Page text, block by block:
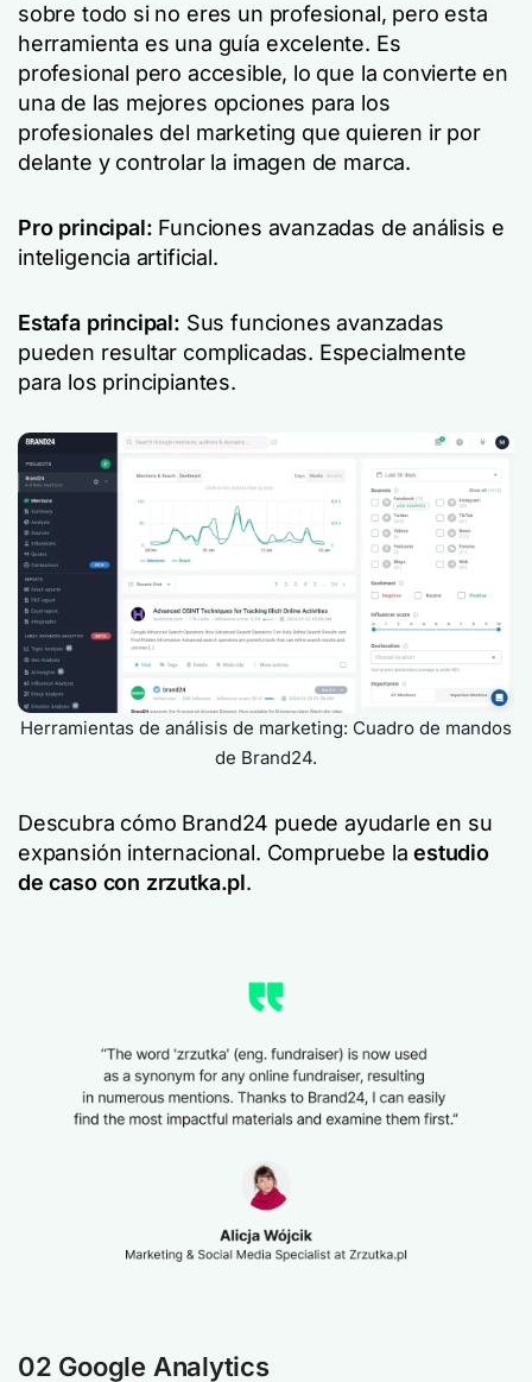
sobre todo si no eres un profesional, pero esta
herramienta es una guía excelente. Es
profesional pero accesible, lo que la convierte en
una de las mejores opciones para los
profesionales del marketing que quieren ir por
delante y controlar la imagen de marca.
Pro principal: Funciones avanzadas de análisis e
inteligencia artificial.
Estafa principal: Sus funciones avanzadas
pueden resultar complicadas. Especialmente
para los principiantes.
Herramientas de análisis de marketing: Cuadro de mandos
de Brand24.
Descubra cómo Brand24 puede ayudarle en su
expansión internacional. Compruebe laestudio
de caso con zrzutka.pl.
02 Google Analytics